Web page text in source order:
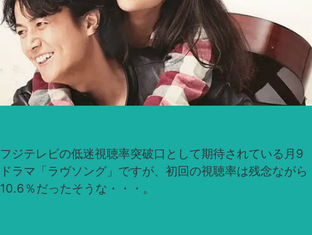
フジテレビの低迷視聴率突破口として期待されている月9
ドラマ「ラヴソング」ですが、初回の視聴率は残念ながら
10.6％だったそうな・・・。